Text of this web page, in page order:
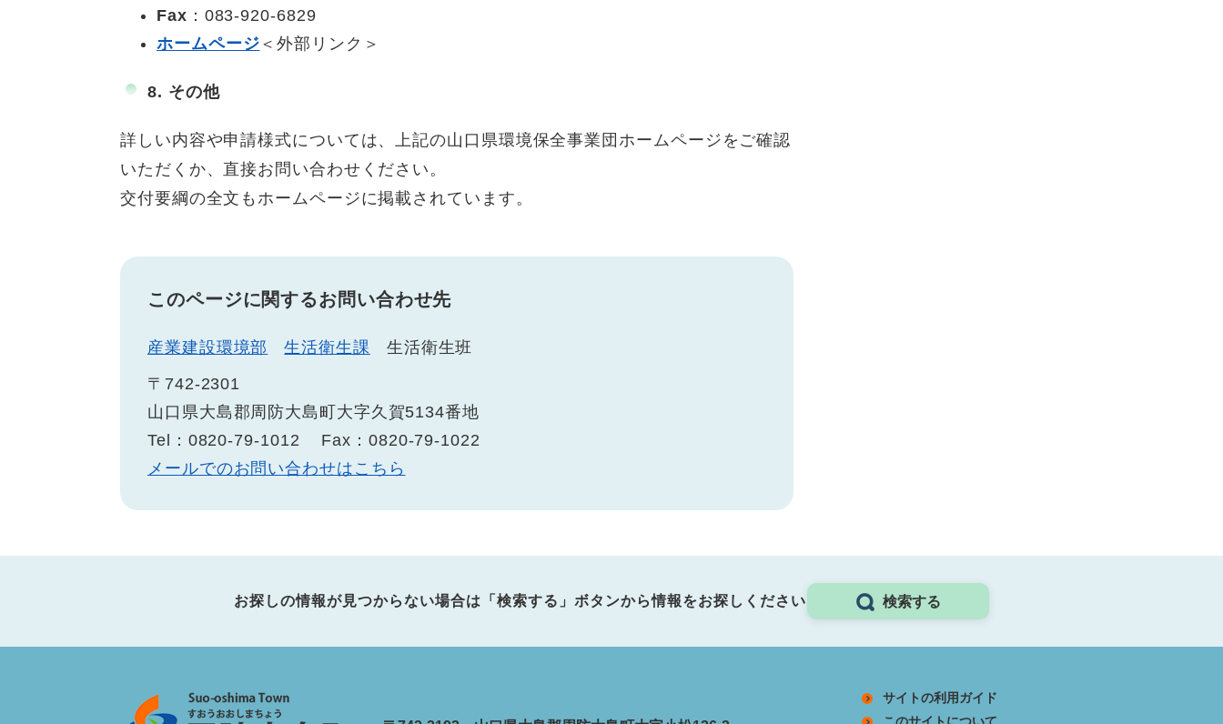
Fax ：083-920-6829
ホームページ ＜外部リンク＞
8. その他
詳しい内容や申請様式については、上記の山口県環境保全事業団ホームページをご確認
いただくか、直接お問い合わせください。
交付要綱の全文もホームページに掲載されています。
このページに関するお問い合わせ先
産業建設環境部 生活衛生課
生活衛生班
〒742-2301
山口県大島郡周防大島町大字久賀5134番地
Tel：0820-79-1012
Fax：0820-79-1022
メールでのお問い合わせはこちら
お探しの情報が見つからない場合は「検索する」ボタンから情報をお探しください 検索する
サイトの利用ガイド